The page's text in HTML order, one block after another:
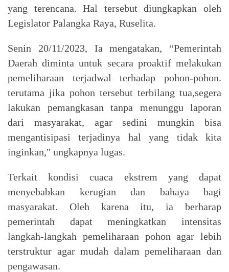
yang terencana. Hal tersebut diungkapkan oleh
Legislator Palangka Raya, Ruselita.
Senin 20/11/2023, Ia mengatakan, “Pemerintah
Daerah diminta untuk secara proaktif melakukan
pemeliharaan terjadwal terhadap pohon-pohon.
terutama jika pohon tersebut terbilang tua,segera
lakukan pemangkasan tanpa menunggu laporan
dari masyarakat, agar sedini mungkin bisa
mengantisipasi terjadinya hal yang tidak kita
inginkan," ungkapnya lugas.
Terkait kondisi cuaca ekstrem yang dapat
menyebabkan kerugian dan bahaya bagi
masyarakat. Oleh karena itu, ia berharap
pemerintah dapat meningkatkan intensitas
langkah-langkah pemeliharaan pohon agar lebih
terstruktur agar mudah dalam pemeliharaan dan
pengawasan.